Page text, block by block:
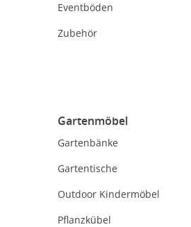
Eventböden
Zubehör
Gartenmöbel
Gartenbänke
Gartentische
Outdoor Kindermöbel
Pflanzkübel